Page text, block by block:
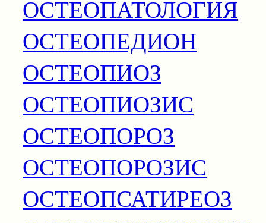
ОСТЕОПАТОЛОГИЯ
ОСТЕОПЕДИОН
ОСТЕОПИОЗ
ОСТЕОПИОЗИС
ОСТЕОПОРОЗ
ОСТЕОПОРОЗИС
ОСТЕОПСАТИРЕОЗ